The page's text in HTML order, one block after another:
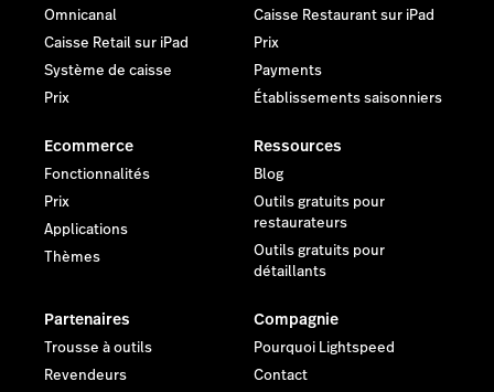
Omnicanal
Caisse Retail sur iPad
Système de caisse
Prix
Caisse Restaurant sur iPad
Prix
Payments
Établissements saisonniers
Ecommerce
Fonctionnalités
Prix
Applications
Thèmes
Ressources
Blog
Outils gratuits pour
restaurateurs
Outils gratuits pour
détaillants
Partenaires
Trousse à outils
Revendeurs
Compagnie
Pourquoi Lightspeed
Contact